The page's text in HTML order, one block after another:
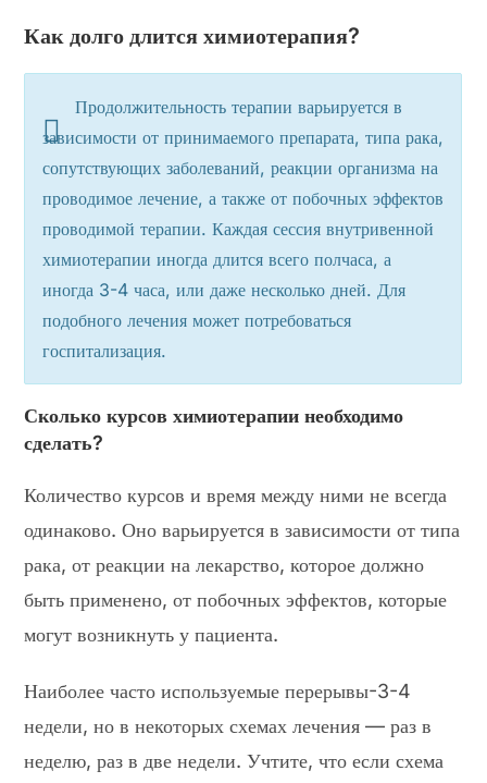
Как долго длится химиотерапия?
Продолжительность терапии варьируется в
зависимости от принимаемого препарата, типа рака,
сопутствующих заболеваний, реакции организма на
проводимое лечение, а также от побочных эффектов
проводимой терапии. Каждая сессия внутривенной
химиотерапии иногда длится всего полчаса, а
иногда 3-4 часа, или даже несколько дней. Для
подобного лечения может потребоваться
госпитализация.
Сколько курсов химиотерапии необходимо
сделать?
Количество курсов и время между ними не всегда
одинаково. Оно варьируется в зависимости от типа
рака, от реакции на лекарство, которое должно
быть применено, от побочных эффектов, которые
могут возникнуть у пациента.
Наиболее часто используемые перерывы-3-4
недели, но в некоторых схемах лечения — раз в
неделю, раз в две недели. Учтите, что если схема